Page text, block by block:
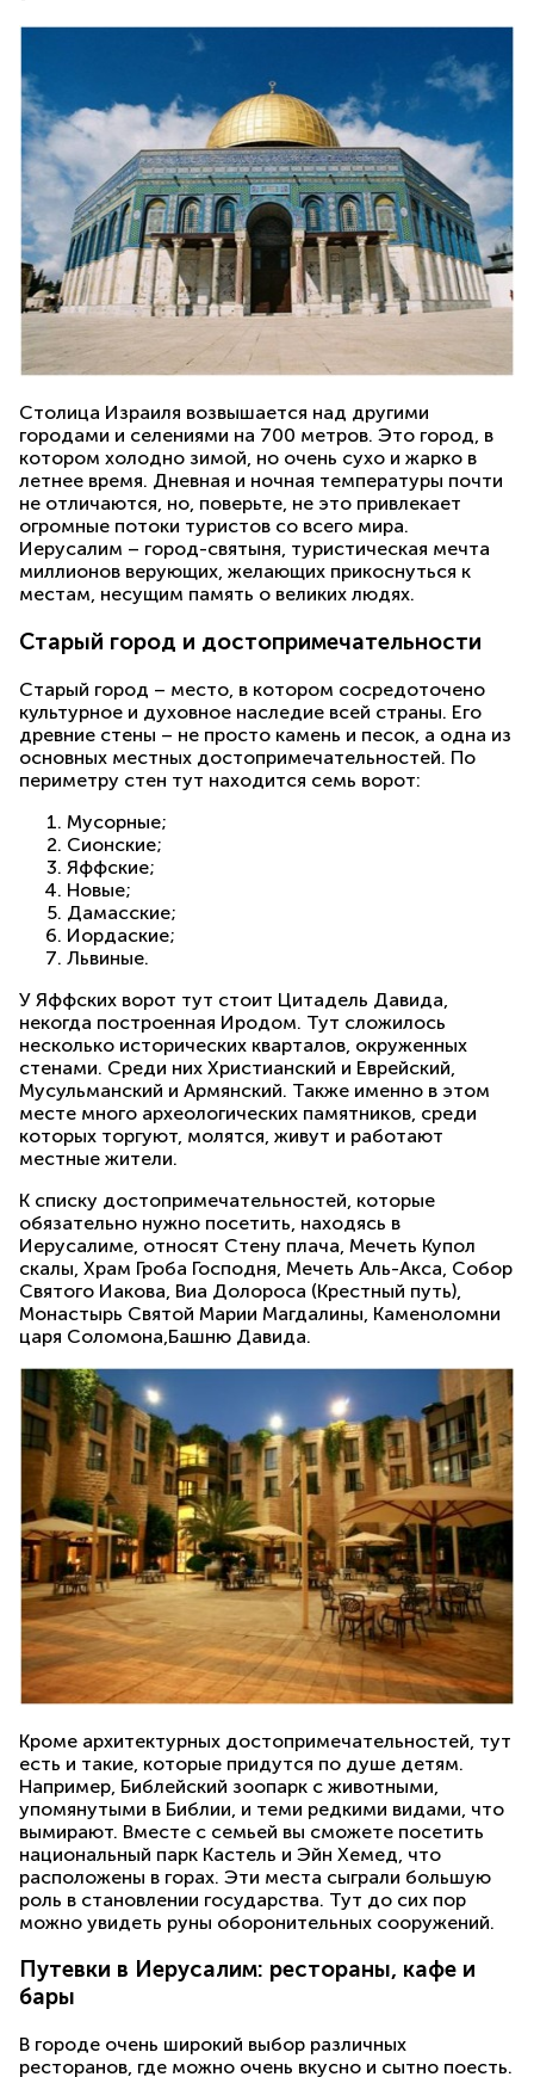
Столица Израиля возвышается над другими
городами и селениями на 700 метров. Это город, в
котором холодно зимой, но очень сухо и жарко в
летнее время. Дневная и ночная температуры почти
не отличаются, но, поверьте, не это привлекает
огромные потоки туристов со всего мира.
Иерусалим – город-святыня, туристическая мечта
миллионов верующих, желающих прикоснуться к
местам, несущим память о великих людях.
Старый город и достопримечательности
Старый город – место, в котором сосредоточено
культурное и духовное наследие всей страны. Его
древние стены – не просто камень и песок, а одна из
основных местных достопримечательностей. По
периметру стен тут находится семь ворот:
Мусорные;
Сионские;
Яффские;
Новые;
Дамасские;
Иордаские;
Львиные.
У Яффских ворот тут стоит Цитадель Давида,
некогда построенная Иродом. Тут сложилось
несколько исторических кварталов, окруженных
стенами. Среди них Христианский и Еврейский,
Мусульманский и Армянский. Также именно в этом
месте много археологических памятников, среди
которых торгуют, молятся, живут и работают
местные жители.
К списку достопримечательностей, которые
обязательно нужно посетить, находясь в
Иерусалиме, относят Стену плача, Мечеть Купол
скалы, Храм Гроба Господня, Мечеть Аль-Акса, Собор
Святого Иакова, Виа Долороса (Крестный путь),
Монастырь Святой Марии Магдалины, Каменоломни
царя Соломона,Башню Давида.
Кроме архитектурных достопримечательностей, тут
есть и такие, которые придутся по душе детям.
Например, Библейский зоопарк с животными,
упомянутыми в Библии, и теми редкими видами, что
вымирают. Вместе с семьей вы сможете посетить
национальный парк Кастель и Эйн Хемед, что
расположены в горах. Эти места сыграли большую
роль в становлении государства. Тут до сих пор
можно увидеть руны оборонительных сооружений.
Путевки в Иерусалим: рестораны, кафе и
бары
В городе очень широкий выбор различных
ресторанов, где можно очень вкусно и сытно поесть.